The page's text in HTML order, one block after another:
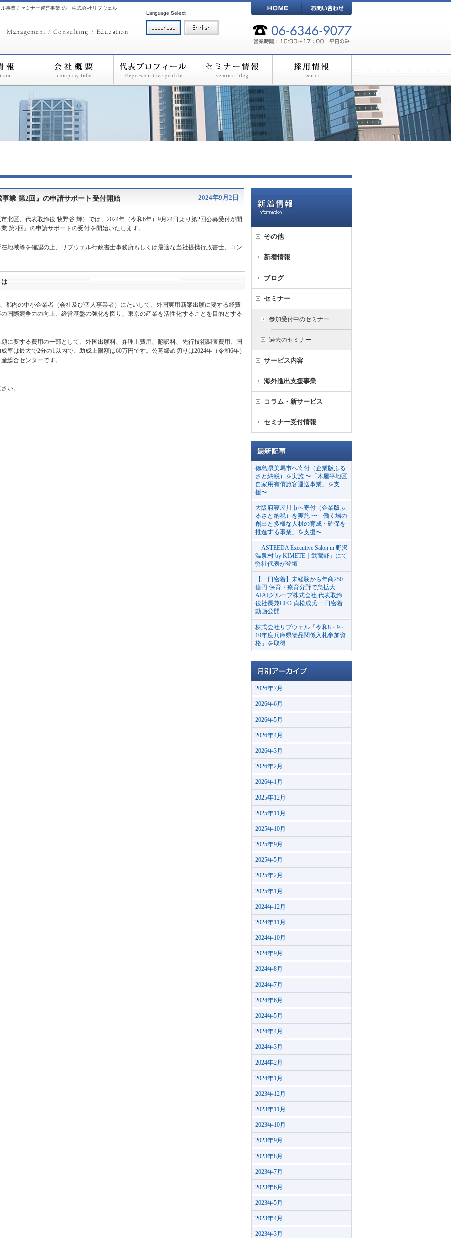
事業 / セミナー運営事業 の 株式会社リブウェル
業 第2回』の申請サポート受付開始 2024年9月2日
北区、代表取締役 牧野谷 輝）では、2024年（令和6年）9月24日より第2回公募受付が開
第2回』の申請サポートの受付を開始いたします。
地域等を確認の上、リブウェル行政書士事務所もしくは最適な当社提携行政書士、コン
都内の中小企業者（会社及び個人事業者）にたいして、外国実用新案出願に要する経費
国際競争力の向上、経営基盤の強化を図り、東京の産業を活性化することを目的とする
に要する費用の一部として、外国出願料、弁理士費用、翻訳料、先行技術調査費用、国
率は最大で2分の1以内で、助成上限額は60万円です。公募締め切りは2024年（令和6年）
総合センターです。
い。
その他
新着情報
ブログ
セミナー
参加受付中のセミナー
過去のセミナー
サービス内容
海外進出支援事業
コラム・新サービス
セミナー受付情報
徳島県美馬市へ寄付（企業版ふる
さと納税）を実施 〜「木屋平地区
自家用有償旅客運送事業」を支
援〜
大阪府寝屋川市へ寄付（企業版ふ
るさと納税）を実施 〜「働く場の
創出と多様な人材の育成・確保を
推進する事業」を支援〜
「ASTEEDA Executive Salon in 野沢
温泉村 by KIMETE｜武蔵野」にて
弊社代表が登壇
【一日密着】未経験から年商250
億円 保育・療育分野で急拡大
AIAIグループ株式会社 代表取締
役社長兼CEO 貞松成氏 一日密着
動画公開
株式会社リブウェル「令和8・9・
10年度兵庫県物品関係入札参加資
格」を取得
2026年7月
2026年6月
2026年5月
2026年4月
2026年3月
2026年2月
2026年1月
2025年12月
2025年11月
2025年10月
2025年9月
2025年5月
2025年2月
2025年1月
2024年12月
2024年11月
2024年10月
2024年9月
2024年8月
2024年7月
2024年6月
2024年5月
2024年4月
2024年3月
2024年2月
2024年1月
2023年12月
2023年11月
2023年10月
2023年9月
2023年8月
2023年7月
2023年6月
2023年5月
2023年4月
2023年3月